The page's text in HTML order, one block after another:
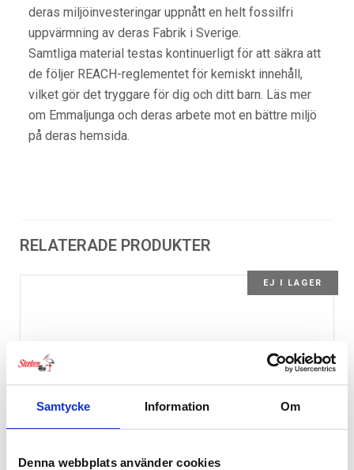
Samtycke Information Om
Denna webbplats använder cookies
deras miljöinvesteringar uppnått en helt fossilfri
uppvärmning av deras Fabrik i Sverige.
Samtliga material testas kontinuerligt för att säkra att
de följer REACH-reglementet för kemiskt innehåll,
vilket gör det tryggare för dig och ditt barn. Läs mer
om Emmaljunga och deras arbete mot en bättre miljö
på deras hemsida.
RELATERADE PRODUKTER
EJ I LAGER